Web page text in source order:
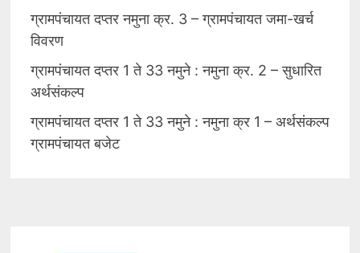
ग्रामपंचायत दप्तर नमुना क्र. 3 – ग्रामपंचायत जमा-खर्च
विवरण
ग्रामपंचायत दप्तर 1 ते 33 नमुने : नमुना क्र. 2 – सुधारित
अर्थसंकल्प
ग्रामपंचायत दप्तर 1 ते 33 नमुने : नमुना क्र 1 – अर्थसंकल्प
ग्रामपंचायत बजेट